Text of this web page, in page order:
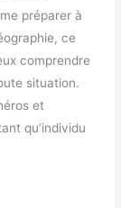
préparer à
ce
comprendre
situation.
et
qu’individu